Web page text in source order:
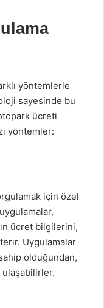
yöntemlerle
sayesinde bu
ücreti
yöntemler:
için özel
ücret bilgilerini,
Uygulamalar
olduğundan,